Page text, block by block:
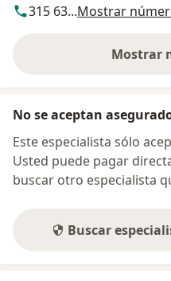
315 63...Mostrar
Mostrar
No se aceptan
Este especialista sólo
Usted puede pagar
buscar otro especialista
Buscar